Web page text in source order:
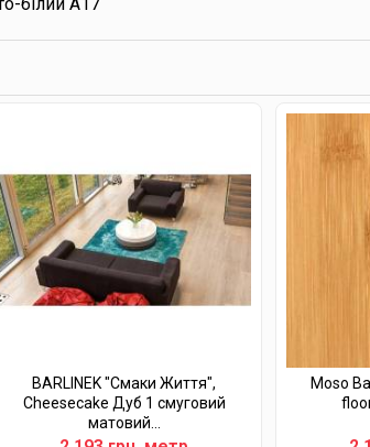
BARLINEK "Смаки Життя",
Cheesecake Дуб 1 смуговий
матовий...
Moso